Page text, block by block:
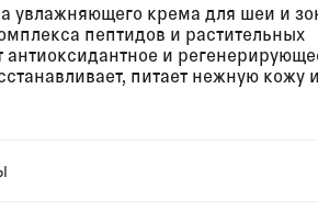
увлажняющего крема для шеи и
пептидов и растительных
антиоксидантное и
питает нежную кожу и